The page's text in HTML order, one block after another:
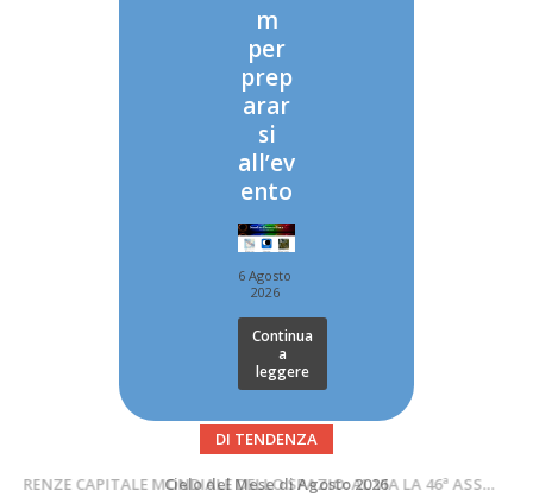
m
per
prep
arar
si
all’ev
ento
6 Agosto
2026
Continua
a
leggere
DI TENDENZA
Cielo del Mese di Agosto 2026
SUPERNOVAE aggiornamenti del mese – Agosto 2026